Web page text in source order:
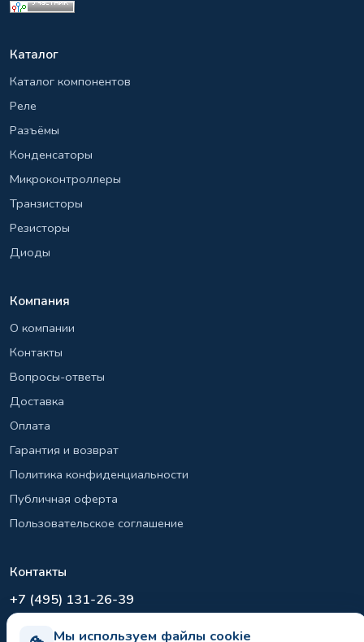
Мы используем файлы cookie
Каталог
Каталог компонентов
Реле
Разъёмы
Конденсаторы
Микроконтроллеры
Транзисторы
Резисторы
Диоды
Компания
О компании
Контакты
Вопросы-ответы
Доставка
Оплата
Гарантия и возврат
Политика конфиденциальности
Публичная оферта
Пользовательское соглашение
Контакты
+7 (495) 131-26-39